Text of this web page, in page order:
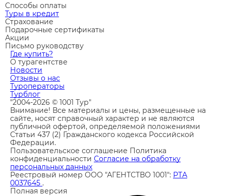
Способы оплаты
Туры в кредит
Страхование
Подарочные сертификаты
Акции
Письмо руководству
Где купить?
О турагентстве
Новости
Отзывы о нас
Туроператоры
Турблог
"2004-2026 © 1001 Тур"
Внимание! Все материалы и цены, размещенные на
сайте, носят справочный характер и не являются
публичной офертой, определяемой положениями
Статьи 437 (2) Гражданского кодекса Российской
Федерации.
Пользовательское соглашение Политика
конфиденциальности Согласие на обработку
персональных данных
Реестровый номер ООО "АГЕНТСТВО 1001": РТА
0037645 .
Полная версия